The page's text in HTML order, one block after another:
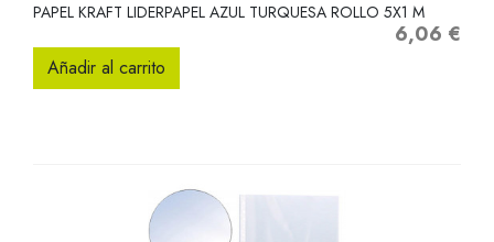
PAPEL KRAFT LIDERPAPEL AZUL TURQUESA ROLLO 5X1 M
Precio
6,06 €
Añadir al carrito